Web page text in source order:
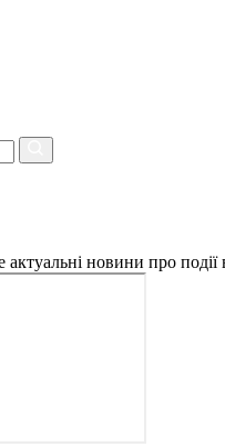
новини про події